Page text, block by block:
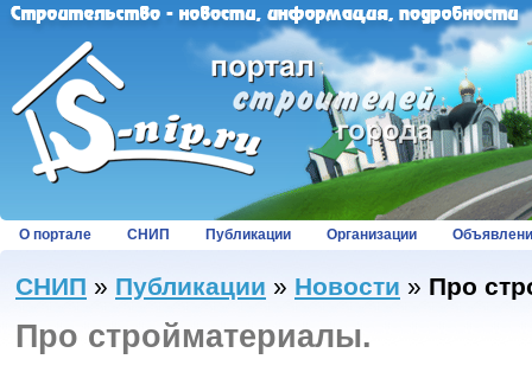
О портале СНИП Публикации Организации
СНИП » Публикации » Новости » Про
Про стройматериалы.